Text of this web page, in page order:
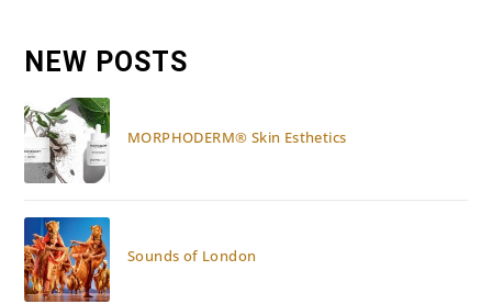
NEW POSTS
MORPHODERM® Skin Esthetics
Sounds of London